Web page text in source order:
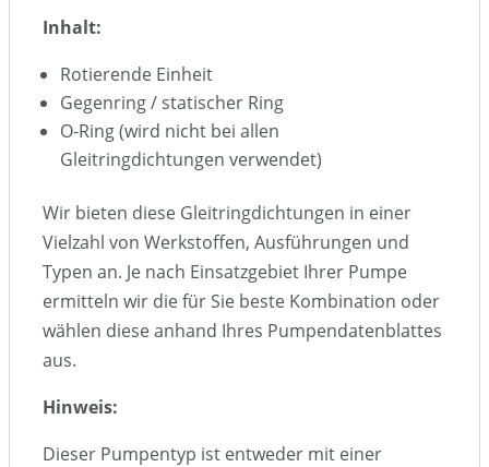
Inhalt:
Rotierende Einheit
Gegenring / statischer Ring
O-Ring (wird nicht bei allen
Gleitringdichtungen verwendet)
Wir bieten diese Gleitringdichtungen in einer
Vielzahl von Werkstoffen, Ausführungen und
Typen an. Je nach Einsatzgebiet Ihrer Pumpe
ermitteln wir die für Sie beste Kombination oder
wählen diese anhand Ihres Pumpendatenblattes
aus.
Hinweis:
Dieser Pumpentyp ist entweder mit einer